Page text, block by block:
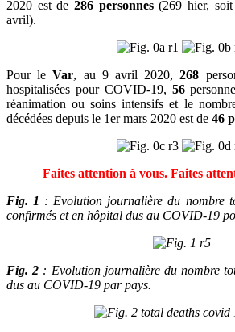
2020 est de 286 personnes(269 hier, soit
avril).
Pour leVar, au 9 avril 2020,268
hospitalisées pour COVID-19, 56
réanimation ou soins intensifs et le
décédées depuis le 1er mars 2020 est de 46
Faites attention à vous. Faites
Fig. 1 : Evolution journalière du nombre
confirmés et en hôpital dus au COVID-19
Fig. 2 : Evolution journalière du nombre
dus au COVID-19 par pays.